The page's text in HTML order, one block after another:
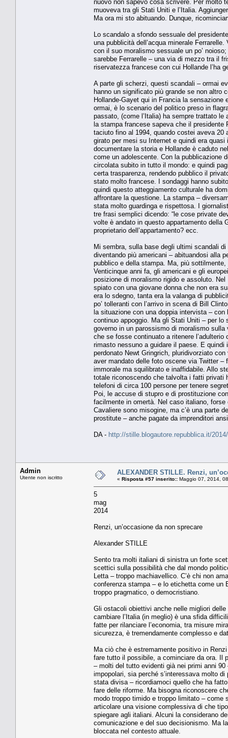
nuovo non sapevo cosa scrivere. Per molto
muoveva tra gli Stati Uniti e l’Italia.
Ma ora mi sto abituando. Dunque,
Lo scandalo a sfondo sessuale del
una pubblicità dell’acqua minerale
con il suo moralismo sessuale un po’
sarebbe Ferrarelle – una via di mezzo tra il
riservatezza francese con cui Hollande l’ha
A parte gli scherzi, questi scandali – ormai
hanno un significato più grande se non altro
Hollande-Gayet qui in Francia la
ormai, è lo scenario del politico preso in
passato, (come l’Italia) ha sempre trattato
la stampa francese sapeva che il
taciuto fino al 1994, quando costei aveva
girato per mesi su Internet e quindi era quasi
documentare la storia e Hollande è caduto
come un adolescente. Con la pubblicazione
circolata subito in tutto il mondo: e quindi
certa trasparenza, rendendo pubblico il
stato molto francese. I sondaggi hanno
quindi questo atteggiamento culturale ha
affrontare la questione. La stampa –
stata molto guardinga e rispettosa. I
tre frasi semplici dicendo: “le cose private
volte è andato in questo appartamento della
proprietario dell’appartamento? ecc.
Mi sembra, sulla base degli ultimi scandali
diventando più americani – abituandosi alla
pubblico e della stampa. Ma, più
Venticinque anni fa, gli americani e gli
posizione di moralismo rigido e assoluto.
spiato con una giovane donna che non era
era lo sdegno, tanta era la valanga di
po’ tolleranti con l’arrivo in scena di Bill
la situazione con una doppia intervista –
continuo appoggio. Ma gli Stati Uniti – per lo
governo in un parossismo di moralismo
che se fosse continuato a ritenere
rimasto nessuno a guidare il paese. E
perdonato Newt Gringrich, pluridivorziato
aver mandato delle foto oscene via Twitter
immorale ma squilibrato e inaffidabile. Allo
totale riconoscendo che talvolta i fatti privati
telefoni di circa 100 persone per tenere
Poi, le accuse di stupro e di prostituzione
facilmente in omertà. Nel caso italiano,
Cavaliere sono misogine, ma c’è una parte
prostitute – anche pagate da imprenditori
DA - http://stille.blogautore.repubblica.it/
Admin
Utente non iscritto
ALEXANDER STILLE. Renzi,
« Risposta #57 inserito:: Maggio 07, 2014,
5
mag
2014
Renzi, un’occasione da non sprecare
Alexander STILLE
Sento tra molti italiani di sinistra un forte
scettici sulla possibilità che dal mondo
Letta – troppo machiavellico. C’è chi non
conferenza stampa – e lo etichetta come un
troppo pragmatico, o democristiano.
Gli ostacoli obiettivi anche nelle migliori
cambiare l’Italia (in meglio) è una sfida
fatte per rilanciare l’economia, tra misure
sicurezza, è tremendamente complesso e
Ma ciò che è estremamente positivo in
fare tutto il possibile, a cominciare da ora. Il
– molti del tutto evidenti già nei primi anni
impopolari, sia perché s’interessava molto
stata divisa – ricordiamoci quello che ha
fare delle riforme. Ma bisogna riconoscere
modo troppo timido e troppo limitato –
articolare una visione complessiva di che
spiegare agli italiani. Alcuni la considerano
comunicazione e del suo decisionismo. Ma
bloccata nel contesto attuale.